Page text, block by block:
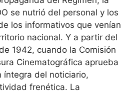
se nutrió del personal y los
los informativos que venían
nacional. Y a partir del
1942, cuando la Comisión
Cinematográfica aprueba
íntegra del noticiario,
frenética. La